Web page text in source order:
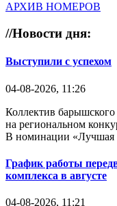
АРХИВ НОМЕРОВ
//Новости дня:
Выступили с успехом
04-08-2026, 11:26
Коллектив
на региональном
В номинации «Лучшая
График работы
комплекса в августе
04-08-2026, 11:21